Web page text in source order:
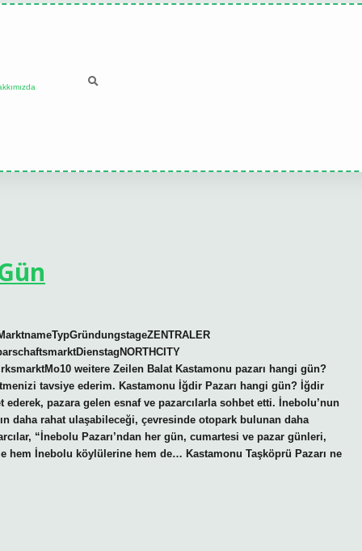
weitere Zeilen Balat Kastamonu pazarı hangi gün?
tavsiye ederim. Kastamonu İğdir Pazarı hangi gün? İğdir
pazara gelen esnaf ve pazarcılarla sohbet etti. İnebolu’nun
daha rahat ulaşabileceği, çevresinde otopark bulunan daha
“İnebolu Pazarı’ndan her gün, cumartesi ve pazar günleri,
İnebolu köylülerine hem de… Kastamonu Taşköprü Pazarı ne